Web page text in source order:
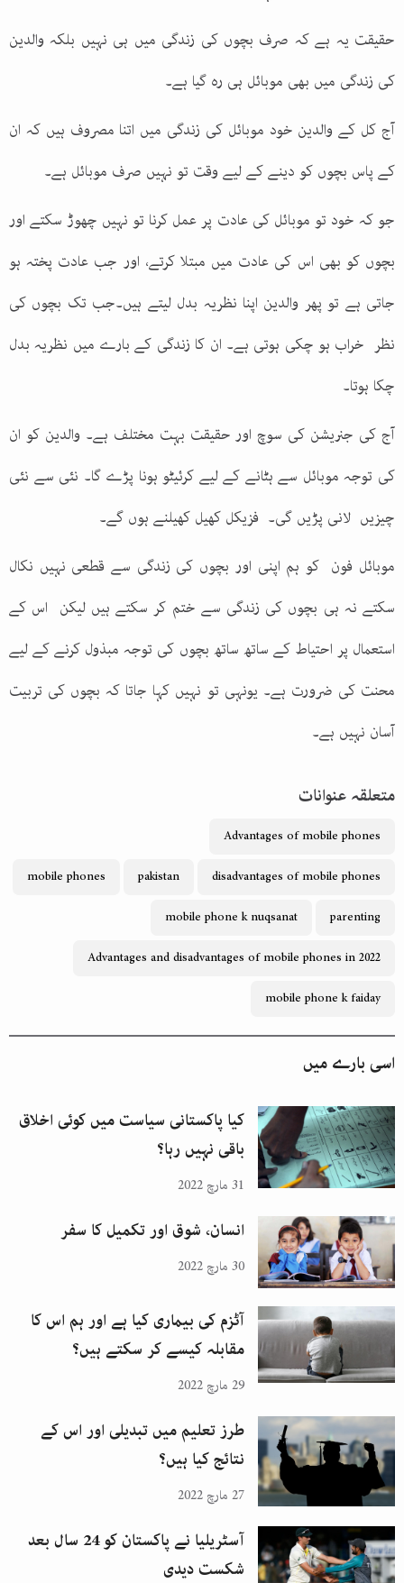
حقیقت یہ ہے کہ صرف بچوں کی زندگی میں ہی نہیں بلکہ والدین
کی زندگی میں بھی موبائل ہی رہ گیا ہے۔
آج کل کے والدین خود موبائل کی زندگی میں اتنا مصروف ہیں کہ ان
کے پاس بچوں کو دینے کے لیے وقت تو نہیں صرف موبائل ہے۔
جو کہ خود تو موبائل کی عادت پر عمل کرنا تو نہیں چھوڑ سکتے اور
بچوں کو بھی اس کی عادت میں مبتلا کرتے، اور جب عادت پختہ ہو
جاتی ہے تو پھر والدین اپنا نظریہ بدل لیتے ہیں۔جب تک بچوں کی
نظر خراب ہو چکی ہوتی ہے۔ ان کا زندگی کے بارے میں نظریہ بدل
چکا ہوتا۔
آج کی جنریشن کی سوچ اور حقیقت بہت مختلف ہے۔ والدین کو ان
کی توجہ موبائل سے ہٹانے کے لیے کرئیٹو ہونا پڑے گا۔ نئی سے نئی
چیزیں لانی پڑیں گی۔ فزیکل کھیل کھیلنے ہوں گے۔
موبائل فون کو ہم اپنی اور بچوں کی زندگی سے قطعی نہیں نکال
سکتے نہ ہی بچوں کی زندگی سے ختم کر سکتے ہیں لیکن اس کے
استعمال پر احتیاط کے ساتھ ساتھ بچوں کی توجہ مبذول کرنے کے لیے
محنت کی ضرورت ہے۔ یونہی تو نہیں کہا جاتا کہ بچوں کی تربیت
آسان نہیں ہے۔
متعلقہ عنوانات
Advantages of mobile phones
disadvantages of mobile phones
pakistan
mobile phones
parenting
mobile phone k nuqsanat
Advantages and disadvantages of mobile phones in 2022
mobile phone k faiday
اسی بارے میں
کیا پاکستانی سیاست میں کوئی اخلاق
باقی نہیں رہا؟
31 مارچ 2022
انسان، شوق اور تکمیل کا سفر
30 مارچ 2022
آٹزم کی بیماری کیا ہے اور ہم اس کا
مقابلہ کیسے کر سکتے ہیں؟
29 مارچ 2022
طرز تعلیم میں تبدیلی اور اس کے
نتائج کیا ہیں؟
27 مارچ 2022
آسٹریلیا نے پاکستان کو 24 سال بعد
شکست دیدی